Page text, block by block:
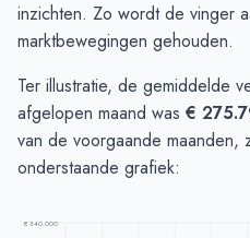
inzichten. Zo wordt de vinger
marktbewegingen gehouden.
Ter illustratie, de gemiddelde
afgelopen maand was €
van de voorgaande maanden,
onderstaande grafiek:
€ 340.000